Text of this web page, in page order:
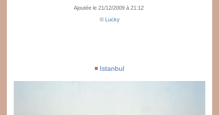
Ajoutée le 21/12/2009 à 21:12
©
Lucky
Istanbul